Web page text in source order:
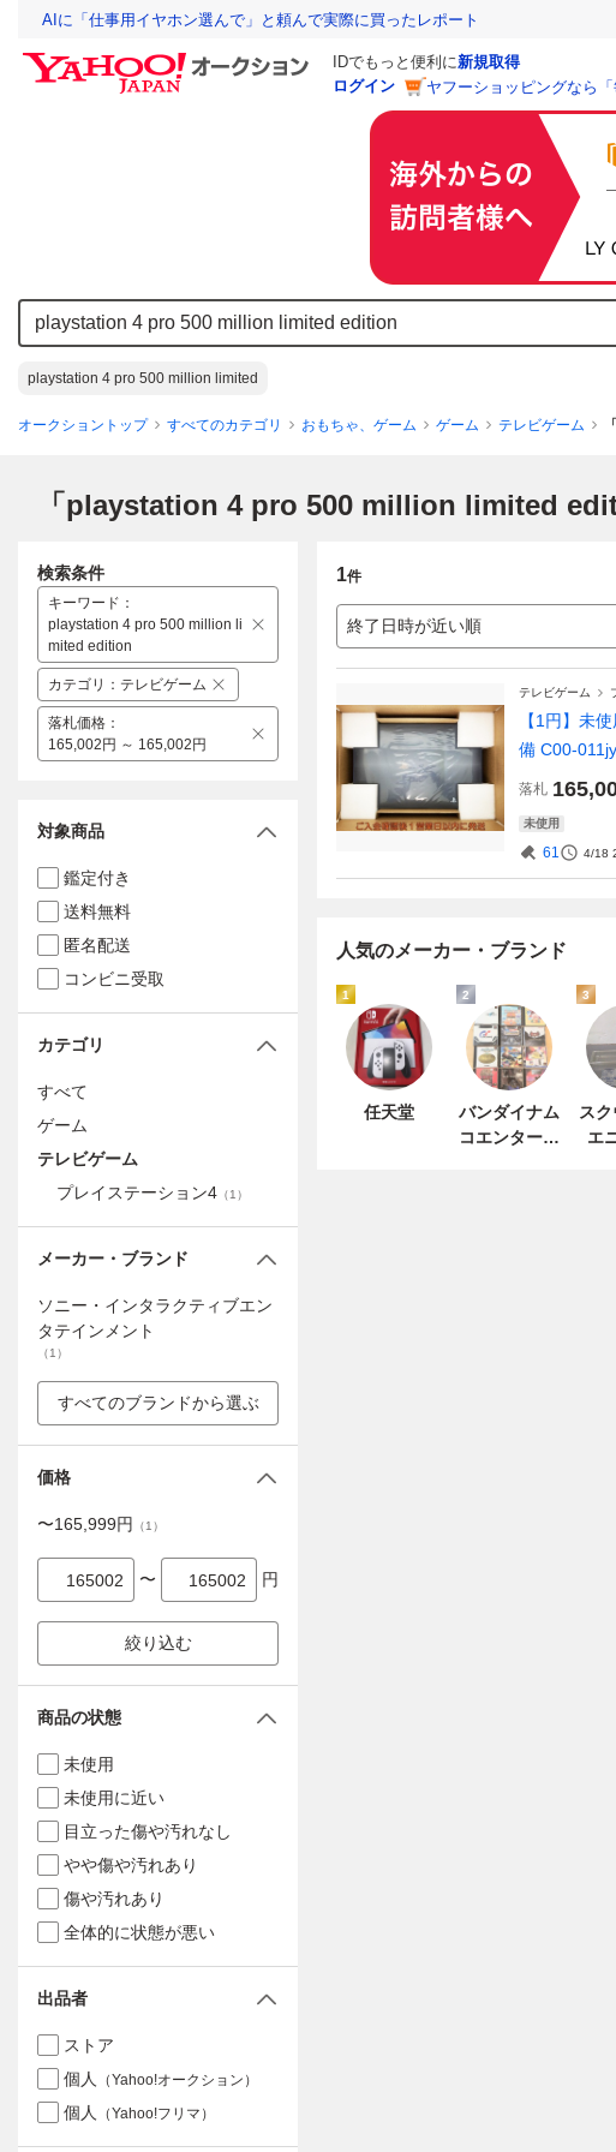
AIに「仕事用イヤホン選んで」と頼んで実際に買ったレポート
IDでもっと便利に新規取得
ログイン
ヤフーショッピングなら
playstation 4 pro 500 million limited
オークショントップ すべてのカテゴリ おもちゃ、ゲーム ゲーム テレビゲーム
1件
終了日時が近い順
テレビゲーム
【1円】未
備 C00-
落札
未使用
61 4/18
人気のメーカー・ブランド
1
任天堂
2
バンダイナム
コエンターテ
3
スク
エ
検索条件
キーワード ：
playstation 4 pro 500 million li
mited edition
カテゴリ ： テレビゲーム
落札価格 ：
165,002円 ～ 165,002円
対象商品
鑑定付き
送料無料
匿名配送
コンビニ受取
カテゴリ
すべて
ゲーム
テレビゲーム
プレイステーション4 （1 ）
メーカー・ブランド
ソニー・インタラクティブエン
タテインメント
（1 ）
すべてのブランドから選ぶ
価格
〜165,999円 （1 ）
〜 円
絞り込む
商品の状態
未使用
未使用に近い
目立った傷や汚れなし
やや傷や汚れあり
傷や汚れあり
全体的に状態が悪い
出品者
ストア
個人
（Yahoo!オークション）
個人 （Yahoo!フリマ）